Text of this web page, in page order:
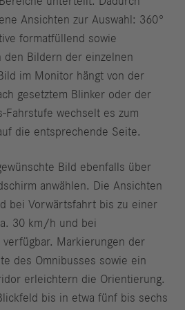
Ansichten zur Auswahl: 360°
formatfüllend sowie
den Bildern der einzelnen
im Monitor hängt von der
gesetztem Blinker oder der
Fahrstufe wechselt es zum
die entsprechende Seite.
Bild ebenfalls über
anwählen. Die Ansichten
bei Vorwärtsfahrt bis zu einer
30 km/h und bei
Markierungen der
des Omnibusses sowie ein
erleichtern die Orientierung.
bis in etwa fünf bis sechs